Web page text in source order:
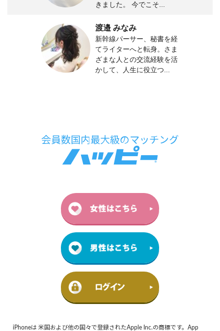
きました。 今でこそ...
渡邉 みなみ
新幹線パーサー、秘書を経
てライターへと転身。さま
ざまな人との交流経験を活
かして、人生に役立つ...
iPhoneは 米国および他の国々で登録されたApple Inc.の商標です。App